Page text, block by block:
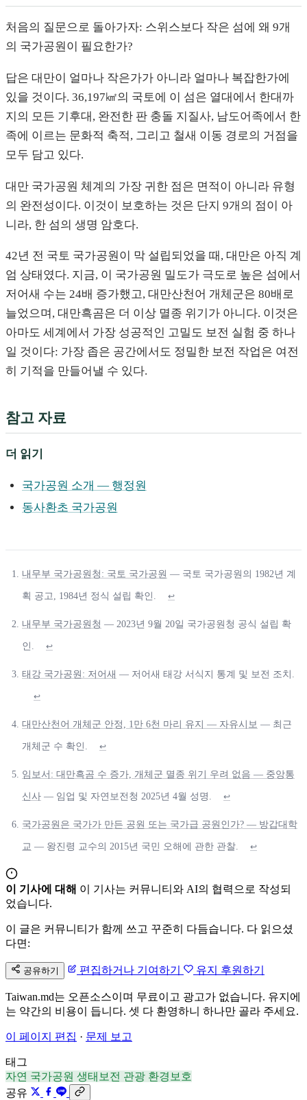
처음의 질문으로 돌아가자: 스위스보다 작은 섬에 왜 9개
의 국가공원이 필요한가?
답은 대만이 얼마나 작은가가 아니라 얼마나 복잡한가에
있을 것이다. 36,197㎢의 국토에 이 섬은 열대에서 한대까
지의 모든 기후대, 완전한 판 충돌 지질사, 남도어족에서 한
족에 이르는 문화적 축적, 그리고 철새 이동 경로의 거점을
모두 담고 있다.
대만 국가공원 체계의 가장 귀한 점은 면적이 아니라 유형
의 완전성이다. 이것이 보호하는 것은 단지 9개의 점이 아
니라, 한 섬의 생명 암호다.
42년 전 국토 국가공원이 막 설립되었을 때, 대만은 아직 계
엄 상태였다. 지금, 이 국가공원 밀도가 극도로 높은 섬에서
저어새 수는 24배 증가했고, 대만산천어 개체군은 80배로
늘었으며, 대만흑곰은 더 이상 멸종 위기가 아니다. 이것은
아마도 세계에서 가장 성공적인 고밀도 보전 실험 중 하나
일 것이다: 가장 좁은 공간에서도 정밀한 보전 작업은 여전
히 기적을 만들어낼 수 있다.
참고 자료
더 읽기
국가공원 소개 — 행정원
동사환초 국가공원
내무부 국가공원청: 국토 국가공원 — 국토 국가공원의 1982년 계
획 공고, 1984년 정식 설립 확인. ↩
내무부 국가공원청 — 2023년 9월 20일 국가공원청 공식 설립 확
인. ↩
태강 국가공원: 저어새 — 저어새 태강 서식지 통계 및 보전 조치.
↩
대만산천어 개체군 안정, 1만 6천 마리 유지 — 자유시보 — 최근
개체군 수 확인. ↩
임보서: 대만흑곰 수 증가, 개체군 멸종 위기 우려 없음 — 중앙통
신사 — 임업 및 자연보전청 2025년 4월 성명. ↩
국가공원은 국가가 만든 공원 또는 국가급 공원인가? — 방갑대학
교 — 왕진령 교수의 2015년 국민 오해에 관한 관찰. ↩
이 기사에 대해 이 기사는 커뮤니티와 AI의 협력으로 작성되
었습니다.
이 글은 커뮤니티가 함께 쓰고 꾸준히 다듬습니다. 다 읽으셨
다면:
공유하기 편집하거나 기여하기 유지 후원하기
Taiwan.md는 오픈소스이며 무료이고 광고가 없습니다. 유지에
는 약간의 비용이 듭니다. 셋 다 환영하니 하나만 골라 주세요.
이 페이지 편집 · 문제 보고
태그
자연 국가공원 생태보전 관광 환경보호
공유